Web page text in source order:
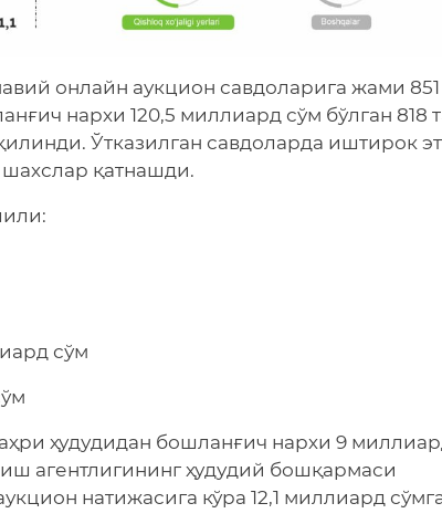
онлайн аукцион савдоларига жами 851
нархи 120,5 миллиард сўм бўлган 818
Ўтказилган савдоларда иштирок
қатнашди.
сўм
ҳудудидан бошланғич нархи 9
агентлигининг ҳудудий бошқармаси
натижасига кўра 12,1 миллиард